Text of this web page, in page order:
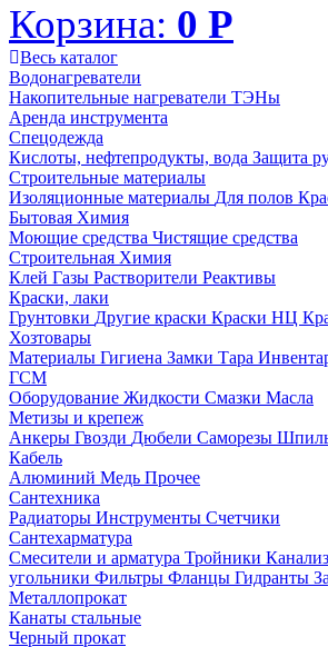
Корзина: 0 Р
Весь каталог
Водонагреватели
Накопительные нагреватели ТЭНы
Аренда инструмента
Спецодежда
Кислоты, нефтепродукты, вода Защита
Строительные материалы
Изоляционные материалы Для полов
Бытовая Химия
Моющие средства Чистящие средства
Строительная Химия
Клей Газы Растворители Реактивы
Краски, лаки
Грунтовки Другие краски Краски НЦ
Хозтовары
Материалы Гигиена Замки Тара
ГСМ
Оборудование Жидкости Смазки Масла
Метизы и крепеж
Анкеры Гвозди Дюбели Саморезы
Кабель
Алюминий Медь Прочее
Сантехника
Радиаторы Инструменты Счетчики
Сантехарматура
Смесители и арматура Тройники
угольники Фильтры Фланцы Гидранты
Металлопрокат
Канаты стальные
Черный прокат